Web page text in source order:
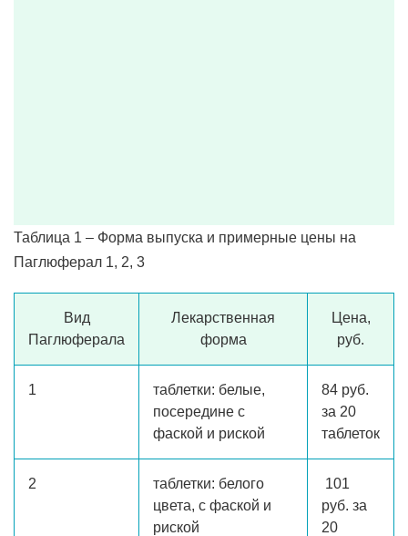
Таблица 1 – Форма выпуска и примерные цены на
Паглюферал 1, 2, 3
Вид
Паглюферала
Лекарственная
форма
Цена,
руб.
1
таблетки: белые,
посередине с
фаской и риской
84 руб.
за 20
таблеток
2
таблетки: белого
цвета, с фаской и
риской
101
руб. за
20